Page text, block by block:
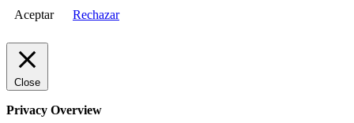
Aceptar Rechazar
Close
Privacy Overview